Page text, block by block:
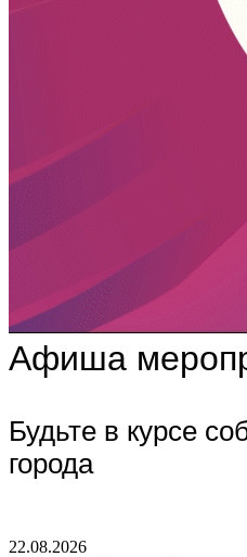
Афиша
Будьте в курсе
города
22.08.2026